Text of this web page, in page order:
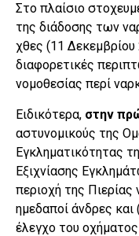
Στο πλαίσιο
της διάδοσης των
χθες (11
διαφορετικές
νομοθεσίας περί
Ειδικότερα, στην
αστυνομικούς της
Εγκληματικότητας
Εξιχνίασης
περιοχή της Πιερίας
ημεδαποί άνδρες
έλεγχο του